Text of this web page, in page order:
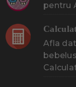
pentru
Afla